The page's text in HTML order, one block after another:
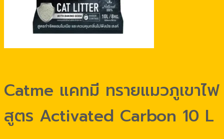
Catme แคทมี ทรายแมวภูเขาไฟ
สูตร Activated Carbon 10 L